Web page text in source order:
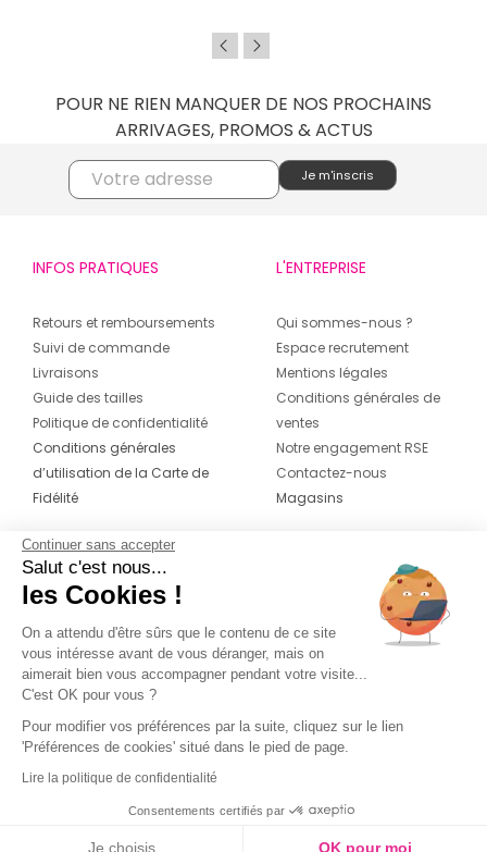
POUR NE RIEN MANQUER DE NOS PROCHAINS
ARRIVAGES, PROMOS & ACTUS
INFOS PRATIQUES
Retours et remboursements
Suivi de commande
Livraisons
Guide des tailles
Politique de confidentialité
Conditions générales
d’utilisation de la Carte de
Fidélité
L'ENTREPRISE
Qui sommes-nous ?
Espace recrutement
Mentions légales
Conditions générales de
ventes
Notre engagement RSE
Contactez-nous
Magasins
CONTACT
04 42 20 78 42
Du lundi au jeudi de 8h30 à 16h30 & le
vendredi de 8h30 à 15h30
Continuer sans accepter
Salut c'est nous...
les Cookies !
On a attendu d'être sûrs que le contenu de ce site
vous intéresse avant de vous déranger, mais on
aimerait bien vous accompagner pendant votre visite...
C'est OK pour vous ?
Pour modifier vos préférences par la suite, cliquez sur le lien
'Préférences de cookies' situé dans le pied de page.
Lire la politique de confidentialité
Consentements certifiés par
Je choisis OK pour moi